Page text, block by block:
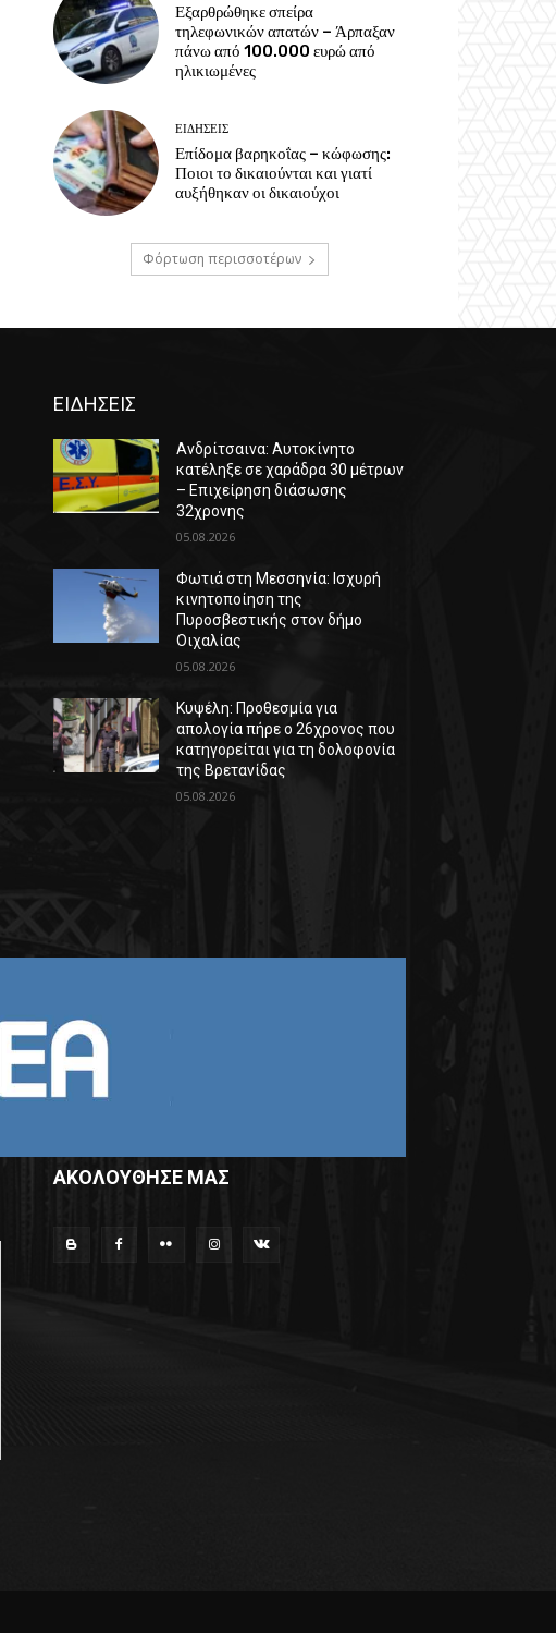
Εξαρθρώθηκε σπείρα
τηλεφωνικών απατών – Άρπαξαν
πάνω από 100.000 ευρώ από
ηλικιωμένες
ΕΙΔΗΣΕΙΣ
Επίδομα βαρηκοΐας – κώφωσης:
Ποιοι το δικαιούνται και γιατί
αυξήθηκαν οι δικαιούχοι
Φόρτωση περισσοτέρων
ΕΙΔΗΣΕΙΣ
Ανδρίτσαινα: Αυτοκίνητο
κατέληξε σε χαράδρα 30 μέτρων
– Επιχείρηση διάσωσης
32χρονης
05.08.2026
Φωτιά στη Μεσσηνία: Ισχυρή
κινητοποίηση της
Πυροσβεστικής στον δήμο
Οιχαλίας
05.08.2026
Κυψέλη: Προθεσμία για
απολογία πήρε ο 26χρονος που
κατηγορείται για τη δολοφονία
της Βρετανίδας
05.08.2026
ΑΚΟΛΟΥΘΗΣΕ ΜΑΣ